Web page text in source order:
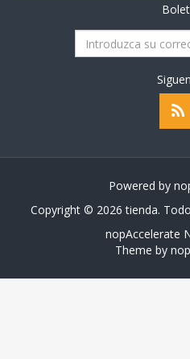
Powered by
Copyright © 2026 tienda.
nopAccelerate
Theme by